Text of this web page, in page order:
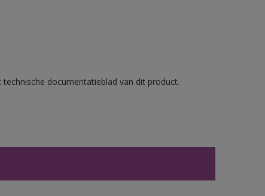
documentatieblad van dit product.